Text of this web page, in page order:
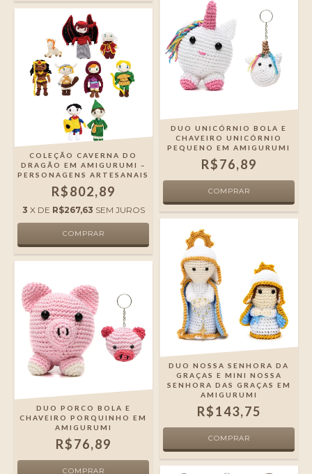
COLEÇÃO CAVERNA DO
DRAGÃO EM AMIGURUMI –
PERSONAGENS ARTESANAIS
R$802,89
3 X DE R$267,63 SEM JUROS
DUO UNICÓRNIO BOLA E
CHAVEIRO UNICÓRNIO
PEQUENO EM AMIGURUMI
R$76,89
DUO PORCO BOLA E
CHAVEIRO PORQUINHO EM
AMIGURUMI
R$76,89
DUO NOSSA SENHORA DA
GRAÇAS E MINI NOSSA
SENHORA DAS GRAÇAS EM
AMIGURUMI
R$143,75